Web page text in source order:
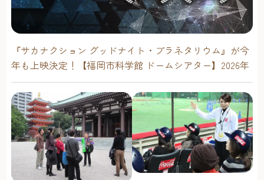
『サカナクション グッドナイト・プラネタリウム』が今
年も上映決定！【福岡市科学館 ドームシアター】2026年